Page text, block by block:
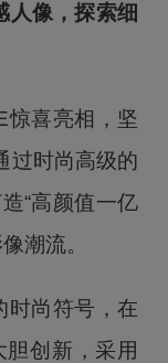
像，探索细
惊喜亮相，坚
过时尚高级的
“高颜值一亿
潮流。
时尚符号，在
创新，采用